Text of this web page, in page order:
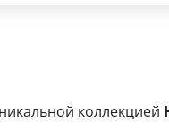
коллекцией